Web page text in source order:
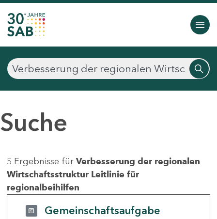
Suche
5 Ergebnisse für Verbesserung der regionalen
Wirtschaftsstruktur Leitlinie für
regionalbeihilfen
Gemeinschaftsaufgabe